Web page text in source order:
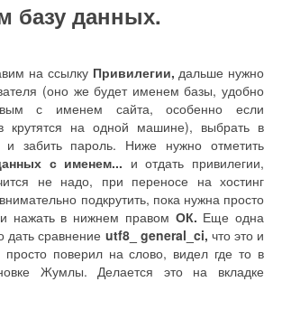
базу данных.
на ссылку Привилегии,дальше нужно
(оно же будет именем базы, удобно
с именем сайта, особенно если
крутятся на одной машине), выбрать в
и забить пароль. Ниже нужно отметить
с именем... и отдать привилегии,
не надо, при переносе на хостинг
подкрутить, пока нужна просто
нажать в нижнем правом ОК. Еще одна
дать сравнение utf8_ general_ci, что это и
поверил на слово, видел где то в
Жумлы. Делается это на вкладке